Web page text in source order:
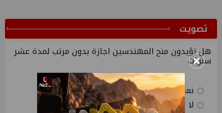
ﺗﺼﻮﻳﺖ
هل تؤيدون منح المهندسين اجازة بدون مرتب لمدة عشر
سنوات
نعم
لا
×